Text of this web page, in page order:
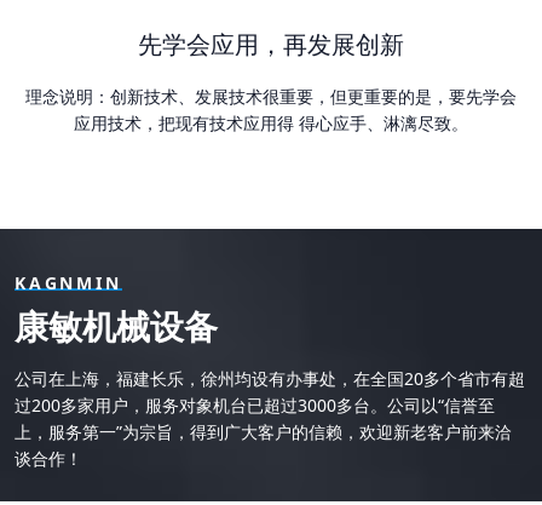
先学会应用，再发展创新
理念说明：创新技术、发展技术很重要，但更重要的是，要先学会
应用技术，把现有技术应用得 得心应手、淋漓尽致。
KAGNMIN
康敏机械设备
公司在上海，福建长乐，徐州均设有办事处，在全国20多个省市有超
过200多家用户，服务对象机台已超过3000多台。公司以“信誉至
上，服务第一”为宗旨，得到广大客户的信赖，欢迎新老客户前来洽
谈合作！